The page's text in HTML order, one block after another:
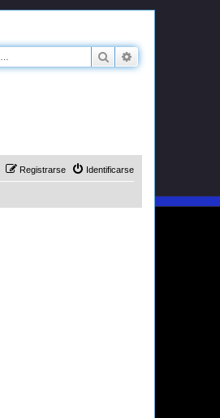
Buscar
Identificarse
Registrarse